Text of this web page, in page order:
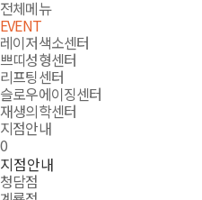
잇츠미
전체메뉴
EVENT
레이저색소센터
쁘띠성형센터
리프팅센터
슬로우에이징센터
재생의학센터
지점안내
LOGIN
search
cart
0
지점안내
청담점